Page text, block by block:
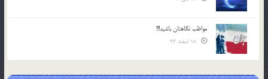
مواظب نگاهتان باشید!!!